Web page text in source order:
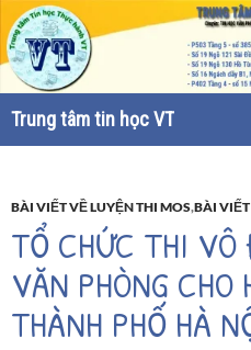
Trung tâm tin học VT
kiếm
DUNG
BÀI VIẾT VỀ LUYỆN THI MOS,BÀI
TỔ CHỨC THI
VĂN PHÒNG CHO
THÀNH PHỐ HÀ